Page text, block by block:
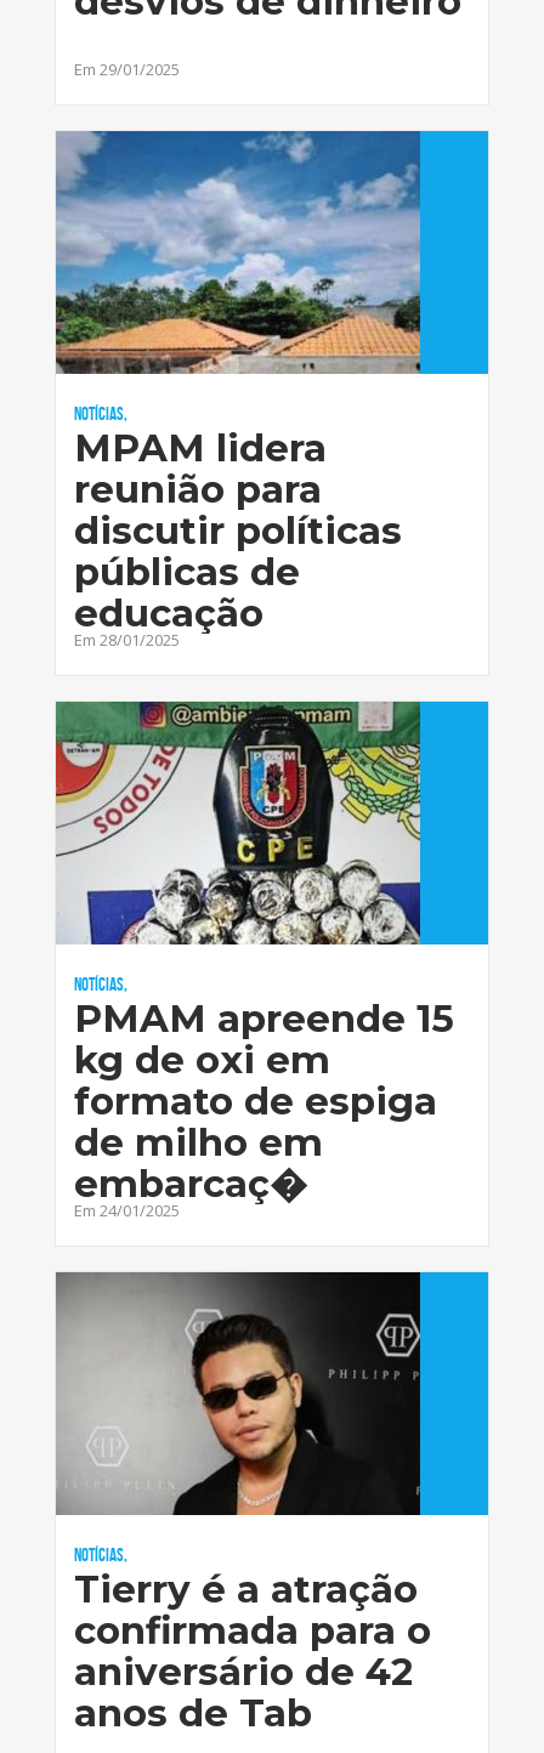
Em 29/01/2025
Notícias,
MPAM lidera
reunião para
discutir políticas
públicas de
educação
Em 28/01/2025
Notícias,
PMAM apreende 15
kg de oxi em
formato de espiga
de milho em
embarcaç�
Em 24/01/2025
Notícias,
Tierry é a atração
confirmada para o
aniversário de 42
anos de Tab